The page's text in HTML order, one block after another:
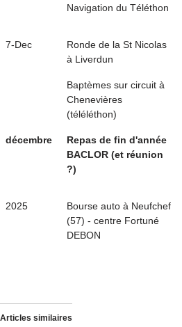
Navigation du Téléthon
7-Dec
Ronde de la St Nicolas
à Liverdun
Baptèmes sur circuit à
Chenevières
(téléléthon)
décembre
Repas de fin d'année
BACLOR (et réunion
?)
2025
Bourse auto à Neufchef
(57) - centre Fortuné
DEBON
Articles similaires